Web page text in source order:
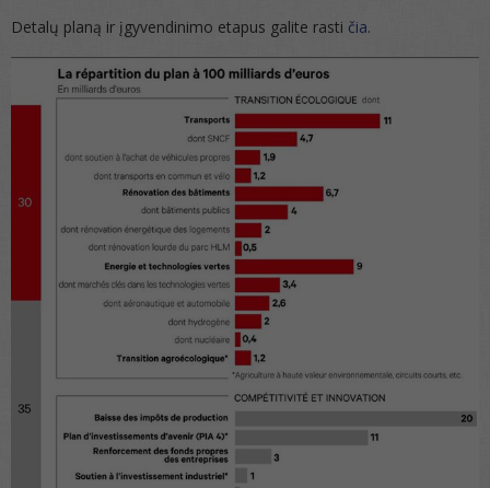
Detalų planą ir įgyvendinimo etapus galite rasti čia.